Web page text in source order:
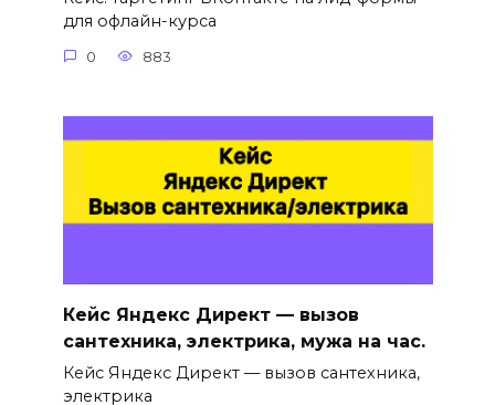
для офлайн-курса
0 883
Кейс Яндекс Директ — вызов
сантехника, электрика, мужа на час.
Кейс Яндекс Директ — вызов сантехника,
электрика